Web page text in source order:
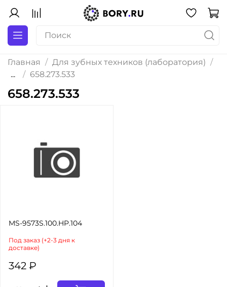
Главная
Для зубных техников (лаборатория)
...
658.273.533
658.273.533
MS-9573S.100.HP.104
Под заказ (+2-3 дня к
доставке)
342 ₽